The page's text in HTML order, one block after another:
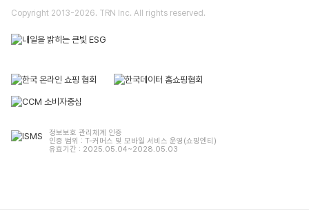
Copyright 2013-2026. TRN Inc. All rights reserved.
정보보호 관리체계 인증
인증 범위 : T-커머스 및 모바일 서비스 운영(쇼핑엔티)
유효기간 : 2025.05.04~2028.05.03